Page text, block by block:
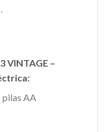
VINTAGE –
pilas AA